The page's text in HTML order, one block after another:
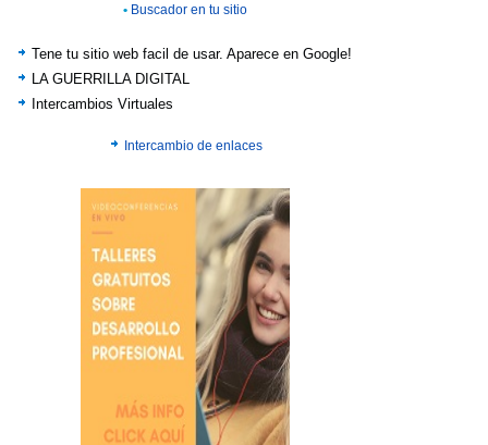
• Buscador en tu sitio
Tene tu sitio web facil de usar. Aparece en Google!
LA GUERRILLA DIGITAL
Intercambios Virtuales
Intercambio de enlaces